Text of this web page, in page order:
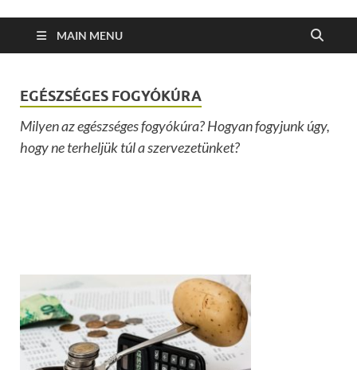
MAIN MENU
EGÉSZSÉGES FOGYÓKÚRA
Milyen az egészséges fogyókúra? Hogyan fogyjunk úgy,
hogy ne terheljük túl a szervezetünket?